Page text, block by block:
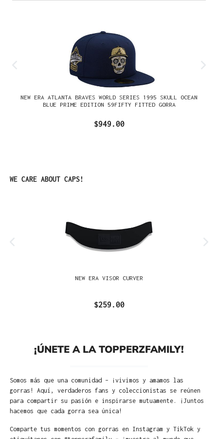
NEW ERA ATLANTA BRAVES WORLD SERIES 1995 SKULL OCEAN
BLUE PRIME EDITION 59FIFTY FITTED GORRA
$949.00
Omitir la galería de productos
WE CARE ABOUT CAPS!
NEW ERA VISOR CURVER
$259.00
¡ÚNETE A LA TOPPERZFAMILY!
Somos más que una comunidad – ¡vivimos y amamos las
gorras! Aquí, verdaderos fans y coleccionistas se reúnen
para compartir su pasión e inspirarse mutuamente. ¡Juntos
hacemos que cada gorra sea única!
Comparte tus momentos con gorras en Instagram y TikTok y